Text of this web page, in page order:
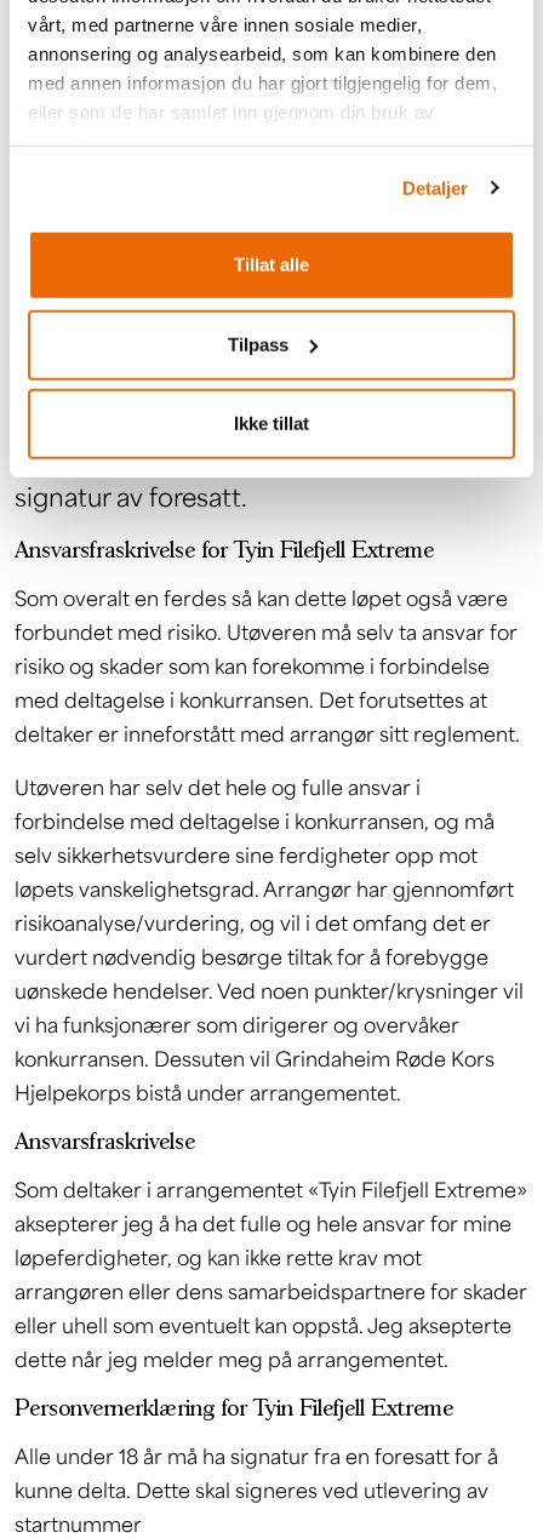
vårt, med partnerne våre innen sosiale medier,
annonsering og analysearbeid, som kan kombinere den
med annen informasjon du har gjort tilgjengelig for dem,
eller som de har samlet inn gjennom din bruk av
Detaljer
Tillat alle
Tilpass
Ikke tillat
Alle deltakere står selv ansvarlig for å holde seg
oppdatert på program og eventuelle endringer som
blir lagt ut på nettsiden:www.tyinfilefjell.noog på
arrangementets facebookside,
Ansvarsfraskrivelse
Ansvarsfraskrivelsen må signeres av alle
deltakere ved avhenting av startnummer.
Deltakere under 18 år må i tillegg ha
signatur av foresatt.
Ansvarsfraskrivelse for Tyin Filefjell Extreme
Som overalt en ferdes så kan dette løpet også være
forbundet med risiko. Utøveren må selv ta ansvar for
risiko og skader som kan forekomme i forbindelse
med deltagelse i konkurransen. Det forutsettes at
deltaker er inneforstått med arrangør sitt reglement.
Utøveren har selv det hele og fulle ansvar i
forbindelse med deltagelse i konkurransen, og må
selv sikkerhetsvurdere sine ferdigheter opp mot
løpets vanskelighetsgrad. Arrangør har gjennomført
risikoanalyse/vurdering, og vil i det omfang det er
vurdert nødvendig besørge tiltak for å forebygge
uønskede hendelser. Ved noen punkter/krysninger vil
vi ha funksjonærer som dirigerer og overvåker
konkurransen. Dessuten vil Grindaheim Røde Kors
Hjelpekorps bistå under arrangementet.
Ansvarsfraskrivelse
Som deltaker i arrangementet «Tyin Filefjell Extreme»
aksepterer jeg å ha det fulle og hele ansvar for mine
løpeferdigheter, og kan ikke rette krav mot
arrangøren eller dens samarbeidspartnere for skader
eller uhell som eventuelt kan oppstå. Jeg aksepterte
dette når jeg melder meg på arrangementet.
Personvernerklæring for Tyin Filefjell Extreme
Alle under 18 år må ha signatur fra en foresatt for å
kunne delta. Dette skal signeres ved utlevering av
startnummer